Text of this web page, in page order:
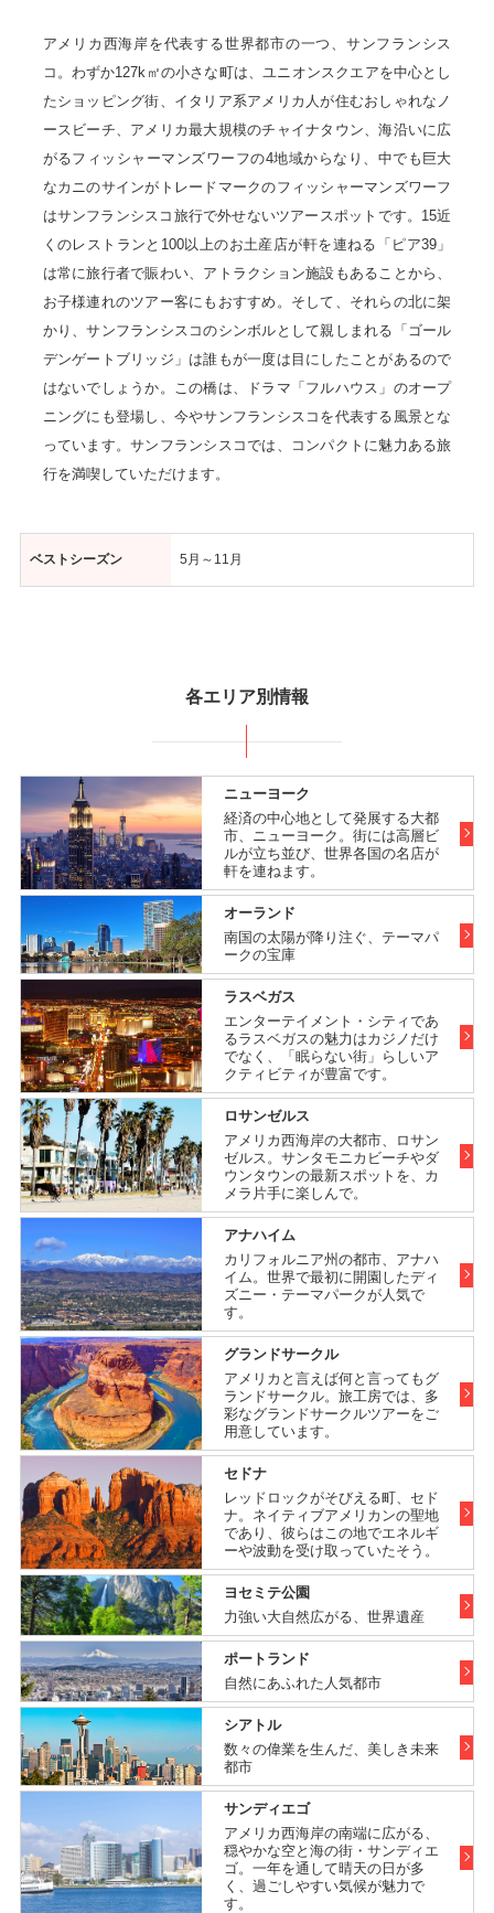
アメリカ西海岸を代表する世界都市の一つ、サンフランシス
コ。わずか127k㎡の小さな町は、ユニオンスクエアを中心とし
たショッピング街、イタリア系アメリカ人が住むおしゃれなノ
ースビーチ、アメリカ最大規模のチャイナタウン、海沿いに広
がるフィッシャーマンズワーフの4地域からなり、中でも巨大
なカニのサインがトレードマークのフィッシャーマンズワーフ
はサンフランシスコ旅行で外せないツアースポットです。15近
くのレストランと100以上のお土産店が軒を連ねる「ピア39」
は常に旅行者で賑わい、アトラクション施設もあることから、
お子様連れのツアー客にもおすすめ。そして、それらの北に架
かり、サンフランシスコのシンボルとして親しまれる「ゴール
デンゲートブリッジ」は誰もが一度は目にしたことがあるので
はないでしょうか。この橋は、ドラマ「フルハウス」のオープ
ニングにも登場し、今やサンフランシスコを代表する風景とな
っています。サンフランシスコでは、コンパクトに魅力ある旅
行を満喫していただけます。
ベストシーズン 5月～11月
各エリア別情報
ニューヨーク
経済の中心地として発展する大都
市、ニューヨーク。街には高層ビ
ルが立ち並び、世界各国の名店が
軒を連ねます。
オーランド
南国の太陽が降り注ぐ、テーマパ
ークの宝庫
ラスベガス
エンターテイメント・シティであ
るラスベガスの魅力はカジノだけ
でなく、「眠らない街」らしいア
クティビティが豊富です。
ロサンゼルス
アメリカ西海岸の大都市、ロサン
ゼルス。サンタモニカビーチやダ
ウンタウンの最新スポットを、カ
メラ片手に楽しんで。
アナハイム
カリフォルニア州の都市、アナハ
イム。世界で最初に開園したディ
ズニー・テーマパークが人気で
す。
グランドサークル
アメリカと言えば何と言ってもグ
ランドサークル。旅工房では、多
彩なグランドサークルツアーをご
用意しています。
セドナ
レッドロックがそびえる町、セド
ナ。ネイティブアメリカンの聖地
であり、彼らはこの地でエネルギ
ーや波動を受け取っていたそう。
ヨセミテ公園
力強い大自然広がる、世界遺産
ポートランド
自然にあふれた人気都市
シアトル
数々の偉業を生んだ、美しき未来
都市
サンディエゴ
アメリカ西海岸の南端に広がる、
穏やかな空と海の街・サンディエ
ゴ。一年を通して晴天の日が多
く、過ごしやすい気候が魅力で
す。